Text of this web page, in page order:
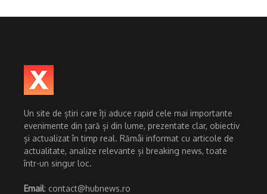
Un site de știri care îți aduce rapid cele mai importante
evenimente din țară și din lume, prezentate clar, obiectiv
și actualizat în timp real. Rămâi informat cu articole de
actualitate, analize relevante și breaking news, toate
într-un singur loc.
Email: contact@hubnews.ro